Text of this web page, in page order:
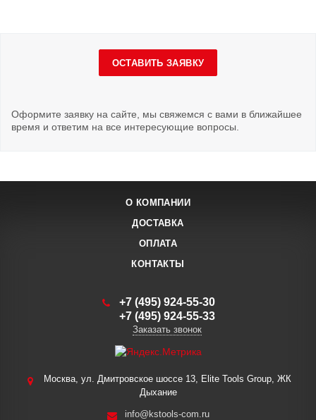
ОСТАВИТЬ ЗАЯВКУ
Оформите заявку на сайте, мы свяжемся с вами в ближайшее
время и ответим на все интересующие вопросы.
О КОМПАНИИ
ДОСТАВКА
ОПЛАТА
КОНТАКТЫ
+7 (495) 924-55-30
+7 (495) 924-55-33
Заказать звонок
Москва, ул. Дмитровское шоссе 13, Elite Tools Group, ЖК
Дыхание
info@kstools-com.ru